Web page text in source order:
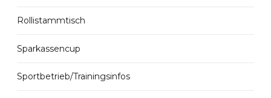
Rollistammtisch
Sparkassencup
Sportbetrieb/Trainingsinfos